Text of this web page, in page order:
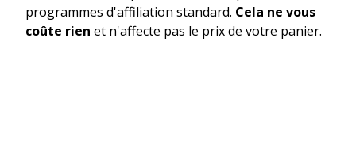
programmes d'affiliation standard. Cela ne vous
coûte rien et n'affecte pas le prix de votre panier.